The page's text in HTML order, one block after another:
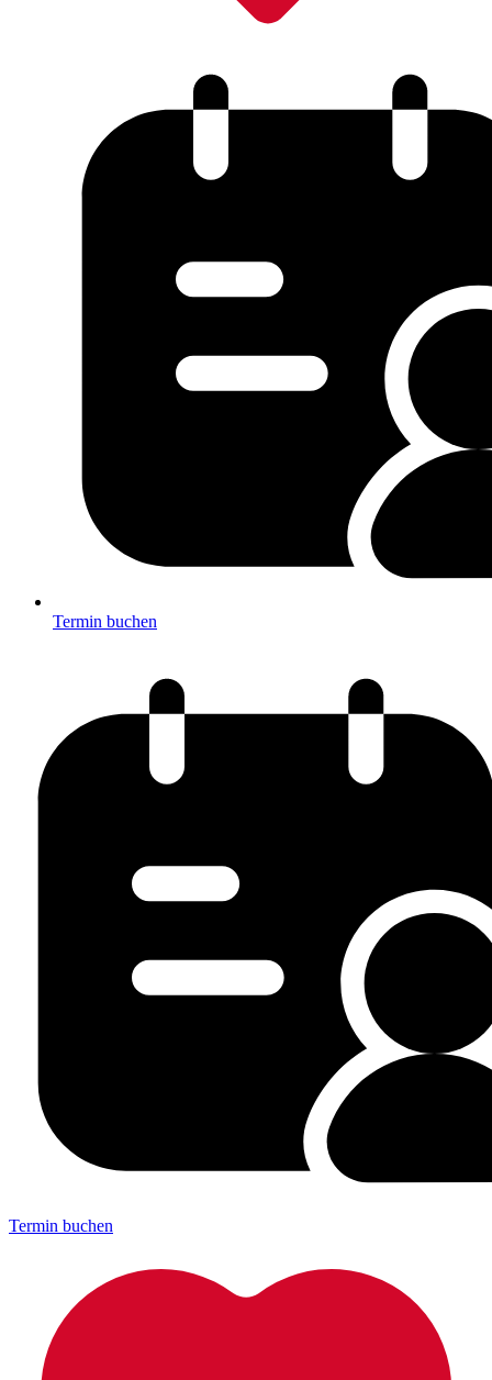
Termin buchen
Termin buchen